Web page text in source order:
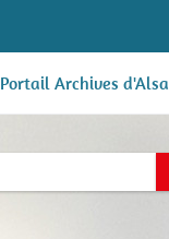
Portail Archives